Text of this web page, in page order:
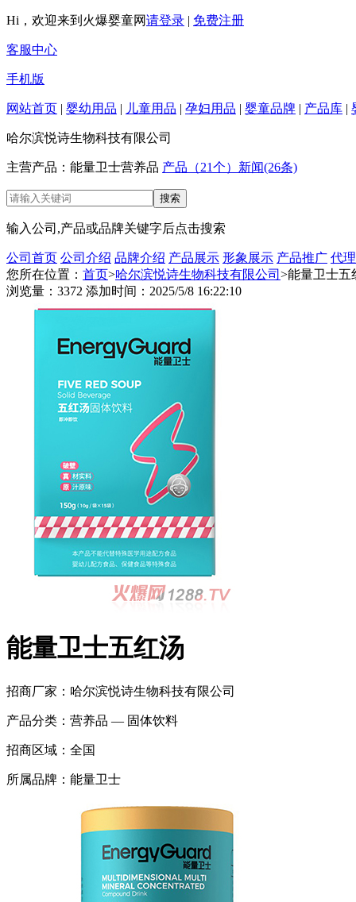
Hi，欢迎来到火爆婴童网请登录 | 免费注册
客服中心
手机版
网站首页 | 婴幼用品 | 儿童用品 | 孕妇用品 | 婴童品牌 | 产品库 |
哈尔滨悦诗生物科技有限公司
主营产品：能量卫士营养品 产品（21个） 新闻(26条)
输入公司,产品或品牌关键字后点击搜索
公司首页 公司介绍 品牌介绍 产品展示 形象展示 产品推广 代
您所在位置： 首页>哈尔滨悦诗生物科技有限公司 >能量卫士五
浏览量：3372 添加时间：2025/5/8 16:22:10
能量卫士五红汤
招商厂家： 哈尔滨悦诗生物科技有限公司
产品分类： 营养品 — 固体饮料
招商区域： 全国
所属品牌： 能量卫士